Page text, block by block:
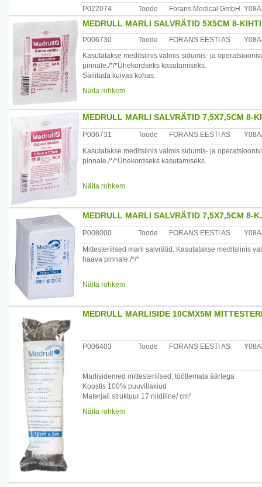
Tootja või tootja volitatud esindaja
Forans Eesti AS
Päritoluriik
P022074 Toode Forans Medical GmbH
MEDRULL MARLI SALVRÄTID 5X5CM 8-
P006730 Toode FORANS EESTI AS
Kasutatakse meditsiinis valmis sidumis- ja
pinnale./*/*Ühekordseks kasutamiseks.
Säilitada kuivas kohas.
Seadme ja pakendi sisu:
Forans Eesti AS
Päritoluriik:Eesti
Näita rohkem
MEDRULL MARLI SALVRÄTID 7,5X7,5CM 8-
P006731 Toode FORANS EESTI AS
Kasutatakse meditsiinis valmis sidumis- ja
pinnale./*/*Ühekordseks kasutamiseks.
MARLI SALVRÄTIKUD STERIILSED 7,5X 7,5CM N5
Tootja või tootja volitatud esindaja
Päritoluriik
Näita rohkem
MEDRULL MARLI SALVRÄTID 7,5X7,5CM 8-
P008000 Toode FORANS EESTI AS
Mittesteriilsed marli salvrätid. Kasutatakse meditsiinis
haava pinnale./*/*
Materjali struktuur: 17 niiti/cm2, 8 kihti.
Näita rohkem
MEDRULL MARLISIDE 10CMX5M
P006403 Toode FORANS EESTI AS
Marlisidemed mittesteriilsed, töötlemata äärtega
Koostis 100% puuvillakiud
Materjali struktuur 17 niidiline/ cm²
Maaletooja: Forans Eesti, Posti 23, Loksa 74805
Näita rohkem